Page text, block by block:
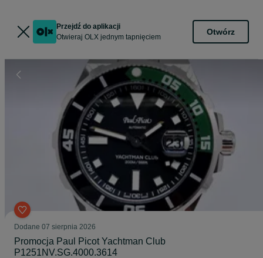
Przejdź do aplikacji
Otwieraj OLX jednym tapnięciem
Otwórz
Dodane 07 sierpnia 2026
Promocja Paul Picot Yachtman Club
P1251NV.SG.4000.3614